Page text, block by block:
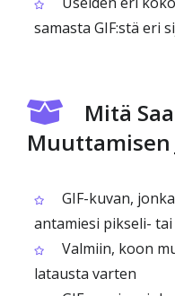
samasta GIF:stä eri
Mitä
Muuttamisen
GIF-kuvan,
antamiesi pikseli-
Valmiin, koon
latausta varten